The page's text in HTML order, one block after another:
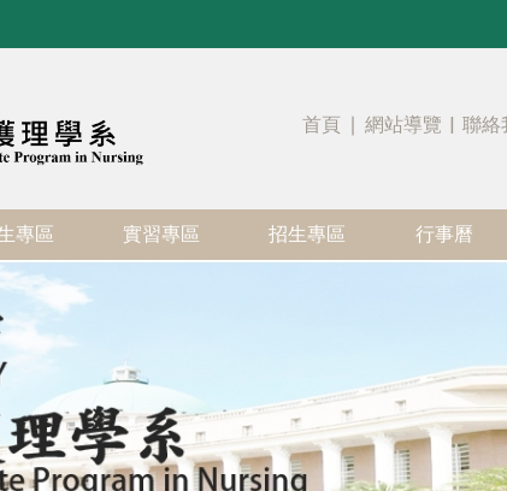
首頁 ∣ 網站導覽 | 聯絡
專區 實習專區 招生專區 行事曆